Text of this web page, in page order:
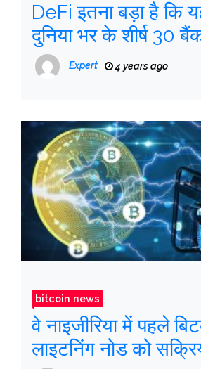
DeFi इतना बड़ा है कि
दुनिया भर के शीर्ष 30
है
Expert 4 years ago
bitcoin news
वे नाइजीरिया में पहले
लाइटनिंग नोड को